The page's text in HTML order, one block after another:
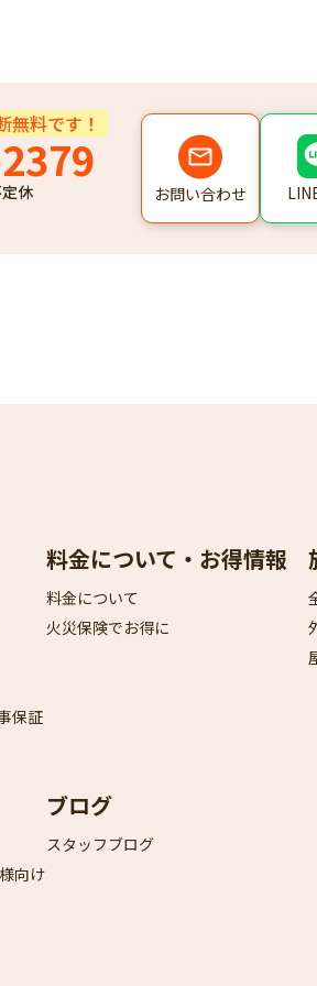
無料です！
休 お問い合わせ
保証
料金について・お得情報
料金について
火災保険でお得に
向け
ブログ
スタッフブログ